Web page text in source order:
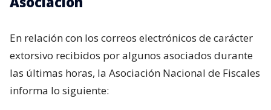
En relación con los correos electrónicos de carácter
extorsivo recibidos por algunos asociados durante
las últimas horas, la Asociación Nacional de Fiscales
informa lo siguiente: